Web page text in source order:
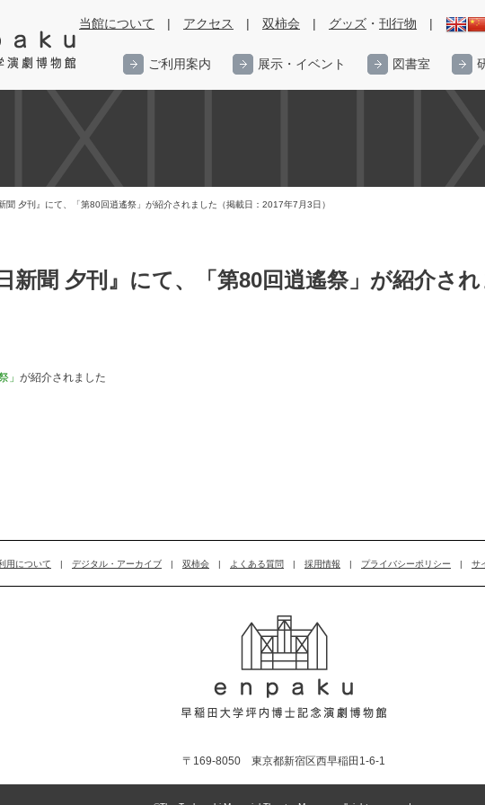
当館について | アクセス | 双柿会 | グッズ ・ 刊行物 |
ご利用案内 展示・イベント 図書室
聞 夕刊』にて、「第80回逍遙祭」が紹介されました（掲載日：2017年7月3日）
新聞 夕刊』にて、「第80回逍遙祭」が紹介さ
」 が紹介されました
用について | デジタル・アーカイブ | 双柿会 | よくある質問 | 採用情報 | プライバシーポリシー | サ
〒169-8050 東京都新宿区西早稲田1-6-1